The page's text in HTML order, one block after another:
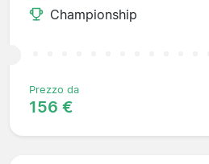
Championship
Prezzo da
156 €